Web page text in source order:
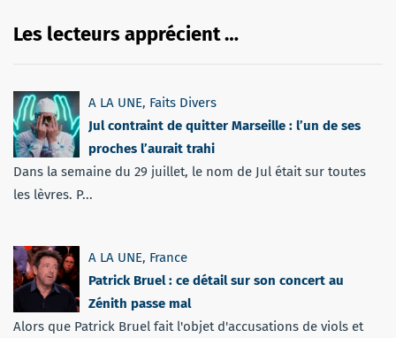
Les lecteurs apprécient …
A LA UNE, Faits Divers
Jul contraint de quitter Marseille : l’un de ses
proches l’aurait trahi
Dans la semaine du 29 juillet, le nom de Jul était sur toutes
les lèvres. P...
A LA UNE, France
Patrick Bruel : ce détail sur son concert au
Zénith passe mal
Alors que Patrick Bruel fait l'objet d'accusations de viols et